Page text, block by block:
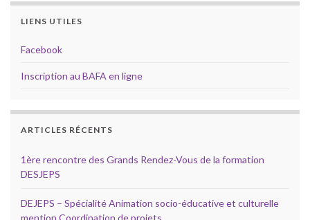
LIENS UTILES
Facebook
Inscription au BAFA en ligne
ARTICLES RÉCENTS
1ère rencontre des Grands Rendez-Vous de la formation
DESJEPS
DEJEPS – Spécialité Animation socio-éducative et culturelle
mention Coordination de projets.